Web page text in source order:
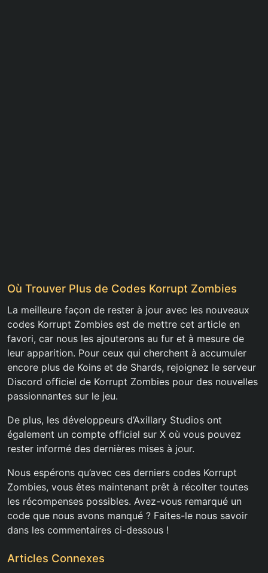
Où Trouver Plus de Codes Korrupt Zombies
La meilleure façon de rester à jour avec les nouveaux
codes Korrupt Zombies est de mettre cet article en
favori, car nous les ajouterons au fur et à mesure de
leur apparition. Pour ceux qui cherchent à accumuler
encore plus de Koins et de Shards, rejoignez le serveur
Discord officiel de Korrupt Zombies pour des nouvelles
passionnantes sur le jeu.
De plus, les développeurs d’Axillary Studios ont
également un compte officiel sur X où vous pouvez
rester informé des dernières mises à jour.
Nous espérons qu’avec ces derniers codes Korrupt
Zombies, vous êtes maintenant prêt à récolter toutes
les récompenses possibles. Avez-vous remarqué un
code que nous avons manqué ? Faites-le nous savoir
dans les commentaires ci-dessous !
Articles Connexes